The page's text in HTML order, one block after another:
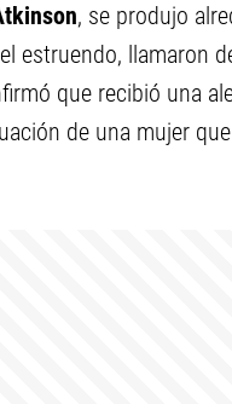
, se produjo
estruendo, llamaron
que recibió una
de una mujer